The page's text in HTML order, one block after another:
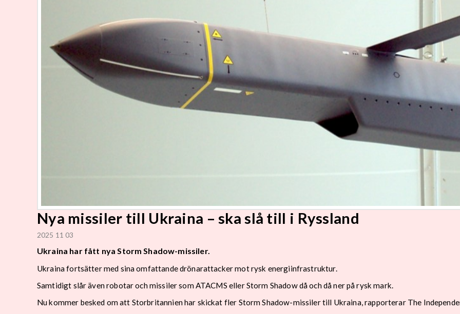
Nya missiler till Ukraina – ska slå till i Ryssland
2025 11 03
Ukraina har fått nya Storm Shadow-missiler.
Ukraina fortsätter med sina omfattande drönarattacker mot rysk energiinfrastruktur.
Samtidigt slår även robotar och missiler som ATACMS eller Storm Shadow då och då ner på rysk mark.
Nu kommer besked om att Storbritannien har skickat fler Storm Shadow-missiler till Ukraina, rapporterar The